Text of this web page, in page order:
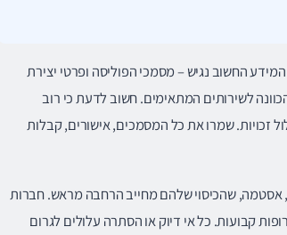
החשוב נגיש – מסמכי הפוליסה ופרטי יצירת
לשירותים המתאימים. חשוב לדעת כי רוב
זכויות. שמרו את כל המסמכים, אישורים, קבלות
אסטמה, שהכיסוי שלהם מחייב הרחבה מראש. חברות
קבועות. כל אי דיוק או הסתרה עלולים לגרום